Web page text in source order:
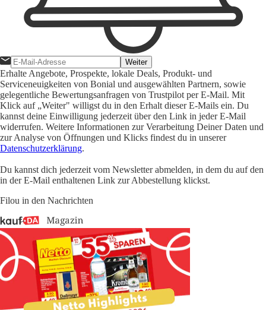
Weiter
Erhalte Angebote, Prospekte, lokale Deals, Produkt- und
Serviceneuigkeiten von Bonial und ausgewählten Partnern, sowie
gelegentliche Bewertungsanfragen von Trustpilot per E-Mail. Mit
Klick auf „Weiter" willigst du in den Erhalt dieser E-Mails ein. Du
kannst deine Einwilligung jederzeit über den Link in jeder E-Mail
widerrufen. Weitere Informationen zur Verarbeitung Deiner Daten und
zur Analyse von Öffnungen und Klicks findest du in unserer
Datenschutzerklärung.
Du kannst dich jederzeit vom Newsletter abmelden, in dem du auf den
in der E-Mail enthaltenen Link zur Abbestellung klickst.
Filou in den Nachrichten